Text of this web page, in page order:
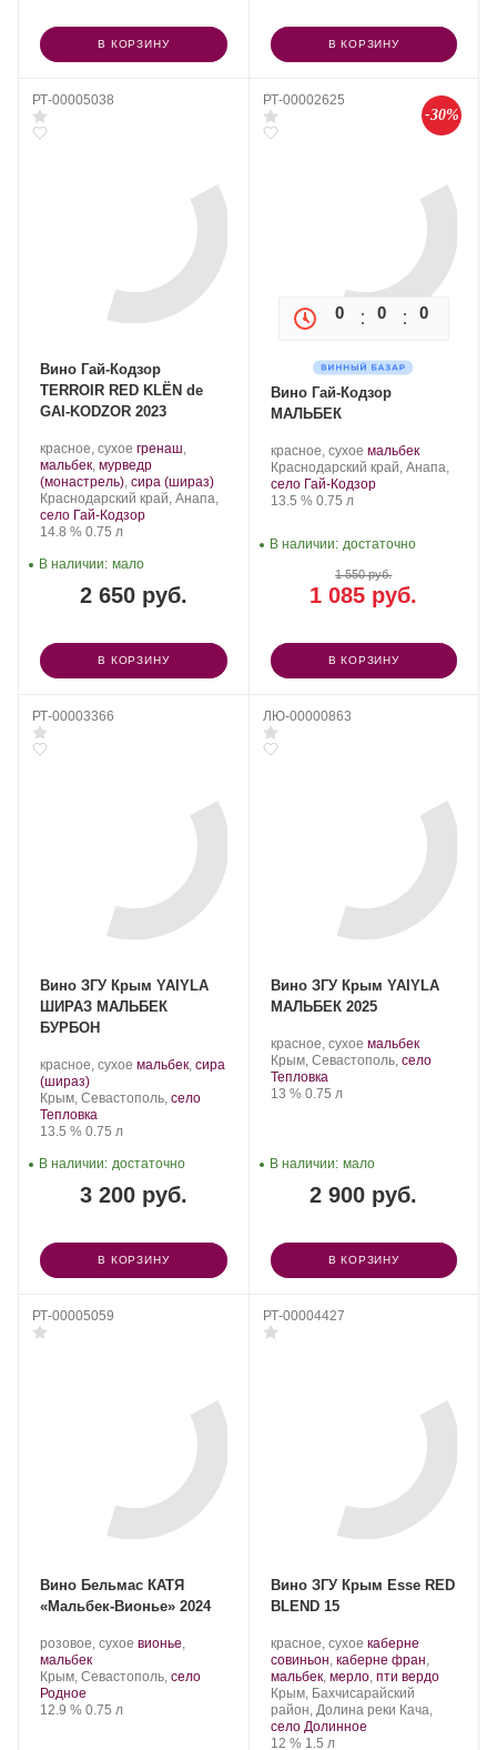
В КОРЗИНУ В КОРЗИНУ
РТ-00005038
Вино Гай-Кодзор
TERROIR RЕD KLЁN de
GAI-KODZOR 2023
Производитель:
Гай-
Кодзор.
красное, сухое .
Сорт
винограда:
гренаш,
мальбек, мурведр
(монастрель), сира (шираз).
Регион:
Краснодарский край, Анапа,
село Гай-Кодзор
Крепость
14.8 %. Объем
0.75 л
2 650 руб.
В наличии: мало
В КОРЗИНУ
РТ-00002625
-30%
0 0 0
Вино Гай-Кодзор
МАЛЬБЕК
Производитель:
Гай-
Кодзор.
красное, сухое .
Сорт
винограда:
мальбек.
Регион:
Краснодарский край, Анапа,
село Гай-Кодзор
Крепость
13.5 %. Объем
0.75 л
1 085 руб.
1 550 руб.
В наличии: достаточно
В КОРЗИНУ
РТ-00003366
Вино ЗГУ Крым YAIYLA
ШИРАЗ МАЛЬБЕК
БУРБОН
Производитель:
YAIYLA.
красное, сухое .
винограда:
мальбек, сира
(шираз).
Регион:
Крым, Севастополь, село
Тепловка
Крепость
13.5 %. Объем
0.75 л
3 200 руб.
В наличии: достаточно
В КОРЗИНУ
ЛЮ-00000863
Вино ЗГУ Крым YAIYLA
МАЛЬБЕК 2025
Производитель:
YAIYLA.
красное, сухое .
Сорт
мальбек.
Регион:
Крым, Севастополь, село
Тепловка
Крепость
13 %. Объем
0.75 л
2 900 руб.
В наличии: мало
В КОРЗИНУ
РТ-00005059
Вино Бельмас КАТЯ
«Мальбек-Вионье» 2024
Производитель:
Belmas
Winery.
розовое, сухое .
винограда:
вионье,
мальбек.
Регион:
Крым, Севастополь, село
Родное
Крепость
12.9 %. Объем
0.75 л
РТ-00004427
Вино ЗГУ Крым Esse RED
BLEND 15
Производитель:
Сатера/ESSE.
красное, сухое .
Сорт
винограда:
каберне
совиньон, каберне фран,
мальбек, мерло, пти вердо.
Регион:
Крым, Бахчисарайский
район, Долина реки Кача,
село Долинное
Крепость
12 %. Объем
1.5 л